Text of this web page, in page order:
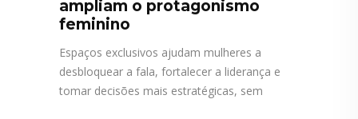
ampliam o protagonismo
feminino
Espaços exclusivos ajudam mulheres a
desbloquear a fala, fortalecer a liderança e
tomar decisões mais estratégicas, sem